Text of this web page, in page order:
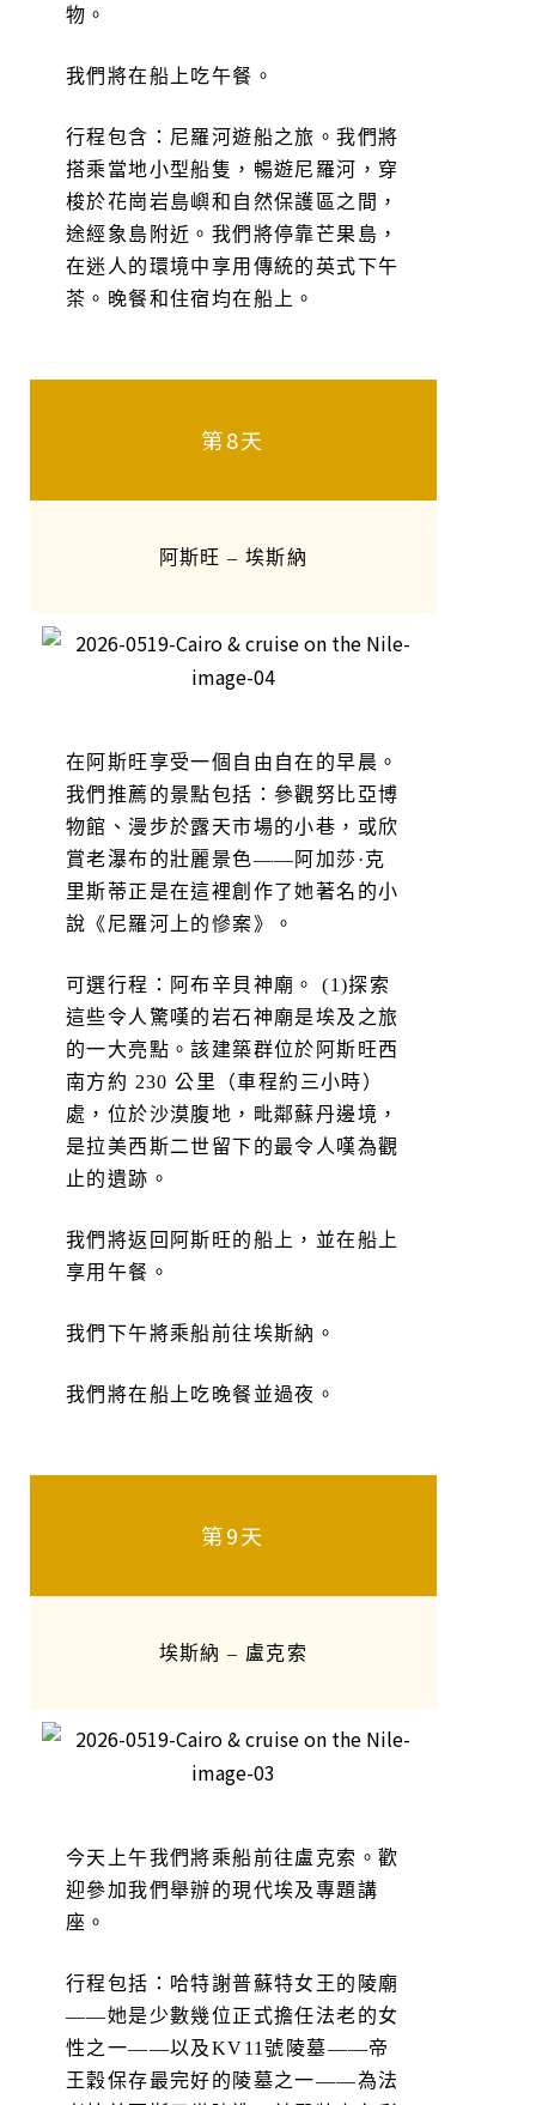
物。
我們將在船上吃午餐。
行程包含：尼羅河遊船之旅。我們將
搭乘當地小型船隻，暢遊尼羅河，穿
梭於花崗岩島嶼和自然保護區之間，
途經象島附近。我們將停靠芒果島，
在迷人的環境中享用傳統的英式下午
茶。晚餐和住宿均在船上。
第8天
阿斯旺 – 埃斯納
在阿斯旺享受一個自由自在的早晨。
我們推薦的景點包括：參觀努比亞博
物館、漫步於露天市場的小巷，或欣
賞老瀑布的壯麗景色——阿加莎·克
里斯蒂正是在這裡創作了她著名的小
說《尼羅河上的慘案》。
可選行程：阿布辛貝神廟。 (1)探索
這些令人驚嘆的岩石神廟是埃及之旅
的一大亮點。該建築群位於阿斯旺西
南方約 230 公里（車程約三小時）
處，位於沙漠腹地，毗鄰蘇丹邊境，
是拉美西斯二世留下的最令人嘆為觀
止的遺跡。
我們將返回阿斯旺的船上，並在船上
享用午餐。
我們下午將乘船前往埃斯納。
我們將在船上吃晚餐並過夜。
第9天
埃斯納 – 盧克索
今天上午我們將乘船前往盧克索。歡
迎參加我們舉辦的現代埃及專題講
座。
行程包括：哈特謝普蘇特女王的陵廟
——她是少數幾位正式擔任法老的女
性之一——以及KV11號陵墓——帝
王穀保存最完好的陵墓之一——為法